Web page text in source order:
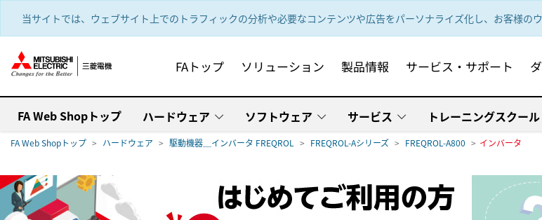
当サイトでは、ウェブサイト上でのトラフィックの分析や必要なコンテンツや広告をパーソナライズ化し、お客様の
FAトップ ソリューション 製品情報 サービス・サポート
FA Web Shopトップ ハードウェア ソフトウェア サービス トレーニングスクール
FA Web Shopトップ ハードウェア 駆動機器＿インバータ FREQROL FREQROL-Aシリーズ FREQROL-A800 インバータ